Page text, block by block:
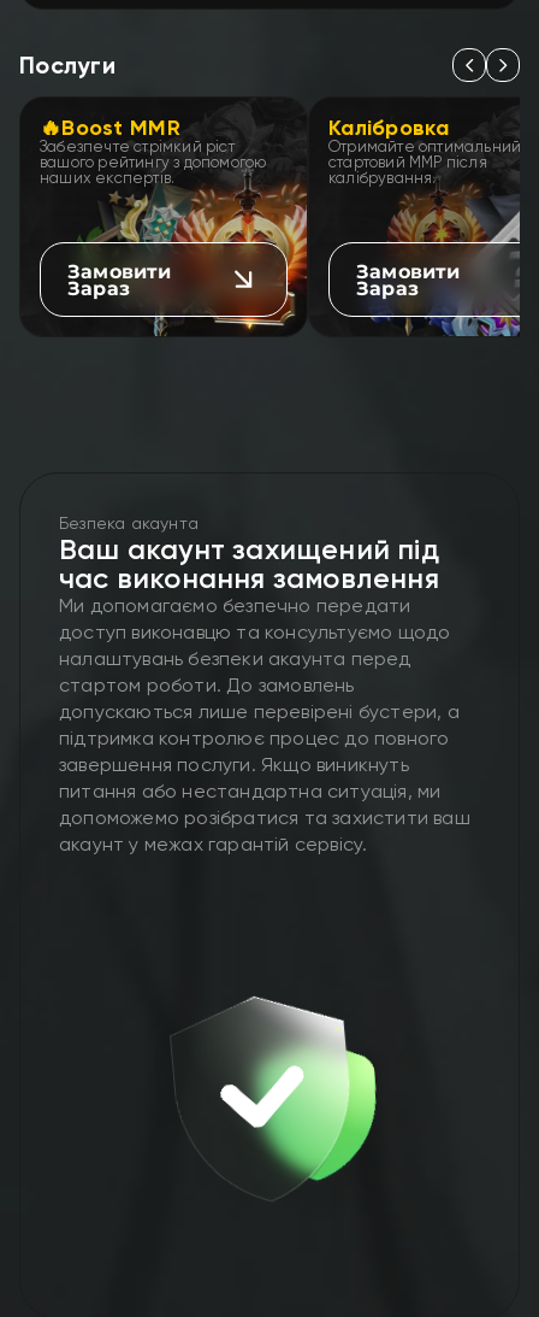
Послуги
🔥Boost MMR
Забезпечте стрімкий ріст
вашого рейтингу з допомогою
наших експертів.
Замовити
Зараз
Калібровка
Отримайте оптимальний
стартовий ММР після
калібрування.
Замовити
Зараз
Безпека акаунта
Ваш акаунт захищений під
час виконання замовлення
Ми допомагаємо безпечно передати
доступ виконавцю та консультуємо щодо
налаштувань безпеки акаунта перед
стартом роботи. До замовлень
допускаються лише перевірені бустери, а
підтримка контролює процес до повного
завершення послуги. Якщо виникнуть
питання або нестандартна ситуація, ми
допоможемо розібратися та захистити ваш
акаунт у межах гарантій сервісу.